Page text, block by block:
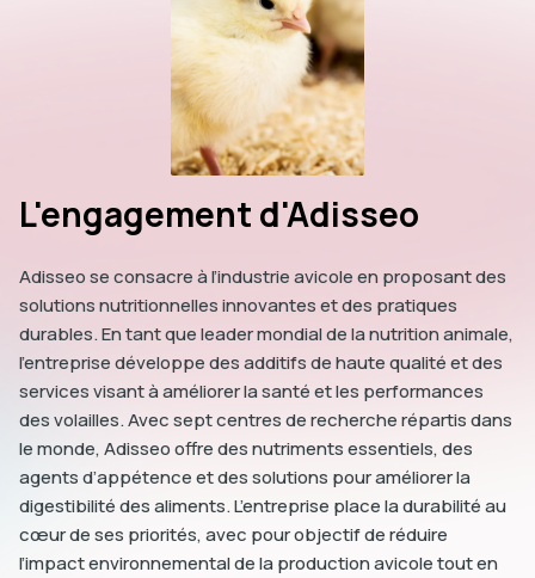
L'engagement d'Adisseo
Adisseo se consacre à l’industrie avicole en proposant des
solutions nutritionnelles innovantes et des pratiques
durables. En tant que leader mondial de la nutrition animale,
l’entreprise développe des additifs de haute qualité et des
services visant à améliorer la santé et les performances
des volailles. Avec sept centres de recherche répartis dans
le monde, Adisseo offre des nutriments essentiels, des
agents d’appétence et des solutions pour améliorer la
digestibilité des aliments. L’entreprise place la durabilité au
cœur de ses priorités, avec pour objectif de réduire
l’impact environnemental de la production avicole tout en